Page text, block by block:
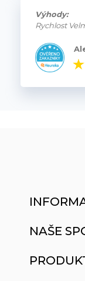
Výhody:
Rychlost
NAŠE